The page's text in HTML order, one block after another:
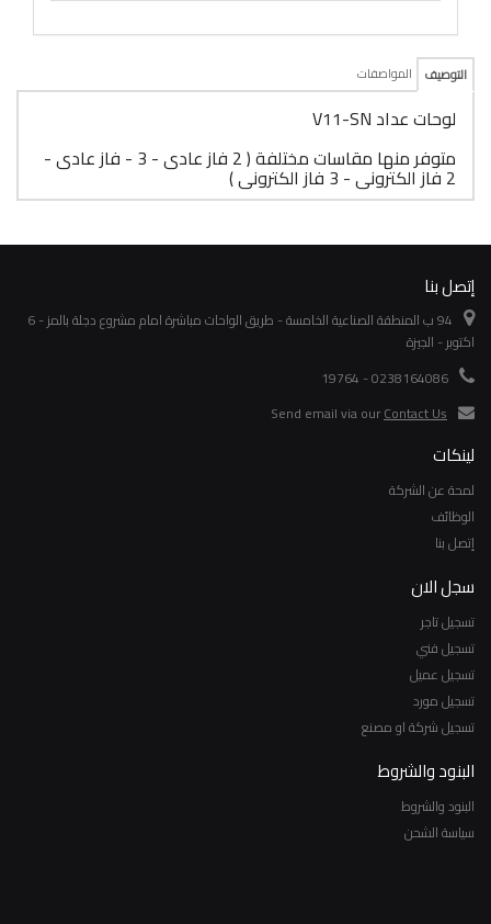
التوصيف المواصفات
لوحات عداد V11-SN
متوفر منها مقاسات مختلفة ( 2 فاز عادى - 3 - فاز عادى -
2 فاز الكترونى - 3 فاز الكترونى )
إتصل بنا
94 ب المنطقة الصناعية الخامسة - طريق الواحات مباشرة امام مشروع دجلة بالمز - 6
اكتوبر - الجيزة
0238164086 - 19764
Send email via ourContact Us
لينكات
لمحة عن الشركة
الوظائف
إتصل بنا
سجل الان
تسجيل تاجر
تسجيل فني
تسجيل عميل
تسجيل مورد
تسجيل شركة او مصنع
البنود والشروط
البنود والشروط
سياسة الشحن